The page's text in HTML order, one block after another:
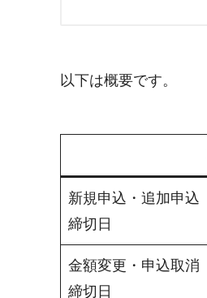
以下は概要です。
新規申込・追加申込
締切日
金額変更・申込取消
締切日